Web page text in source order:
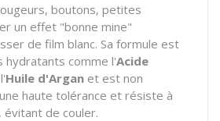
boutons, petites
un effet "bonne mine"
de film blanc. Sa formule est
hydratants comme l'Acide
Huile d'Argan et est non
haute tolérance et résiste à
évitant de couler.